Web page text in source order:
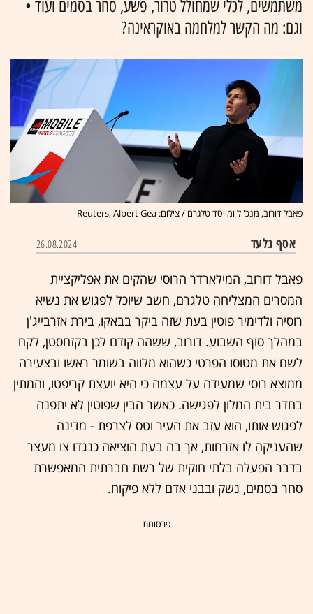
משתמשים, לכלי שמחולל טרור, פשע, סחר בסמים ועוד •
וגם: מה הקשר למלחמה באוקראינה?
פאבל דורוב, מנכ''ל ומייסד טלגרם / צילום: Reuters, Albert Gea
אסף גלעד 26.08.2024
פאבל דורוב, המילארדר הרוסי שהקים את אפליקציית
המסרים המצליחה טלגרם, חשב שיוכל לפגוש את נשיא
רוסיה ולדימיר פוטין בעת שזה ביקר בבאקו, בירת אזרבייג'ן
במהלך סוף השבוע. דורוב, ששהה קודם לכן בקזחסטן, לקח
לשם את מטוסו הפרטי כשהוא מלווה בשומר ראשו ובצעירה
ממוצא רוסי שמעידה על עצמה כי היא יועצת קריפטו, והמתין
בחדר בית המלון לפגישה. כאשר הבין שפוטין לא יתפנה
לפגוש אותו, הוא עזב את העיר וטס לצרפת - מדינה
שהעניקה לו אזרחות, אך בה בעת הוציאה כנגדו צו מעצר
בדבר הפעלה בלתי חוקית של רשת חברתית המאפשרת
סחר בסמים, נשק ובבני אדם ללא פיקוח.
- פרסומת -